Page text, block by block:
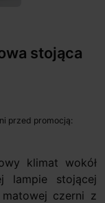
stojąca
przed promocją:
klimat wokół
lampie stojącej
czerni z